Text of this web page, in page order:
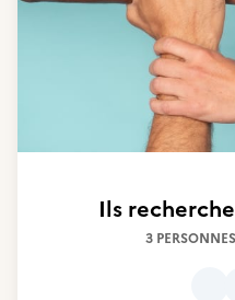
Ils
3